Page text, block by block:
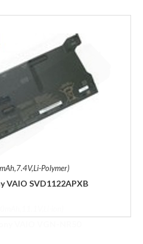
Polymer)
VAIO SVD1122APXB